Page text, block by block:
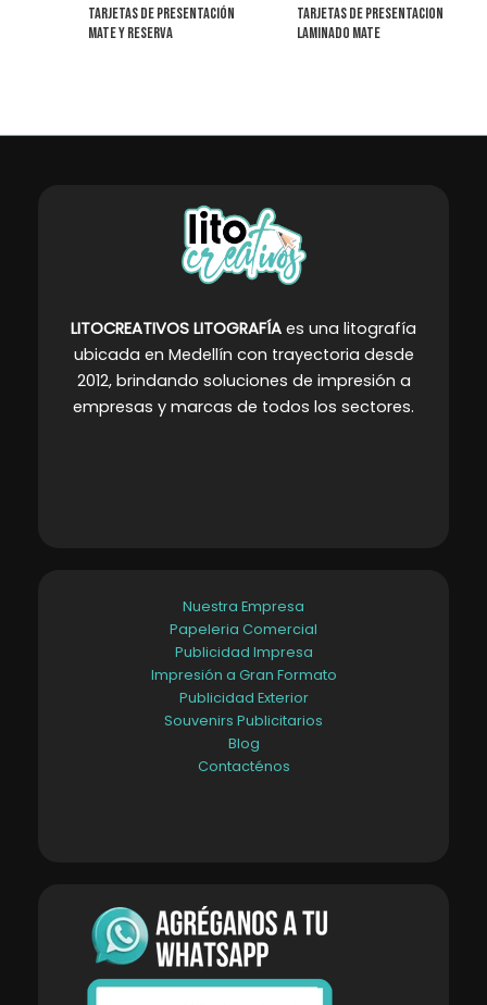
Tarjetas de Presentación
Mate y Reserva
Tarjetas de Presentacion
Laminado Mate
LITOCREATIVOS LITOGRAFÍA es una litografía
ubicada en Medellín con trayectoria desde
2012, brindando soluciones de impresión a
empresas y marcas de todos los sectores.
Nuestra Empresa
Papeleria Comercial
Publicidad Impresa
Impresión a Gran Formato
Publicidad Exterior
Souvenirs Publicitarios
Blog
Contacténos